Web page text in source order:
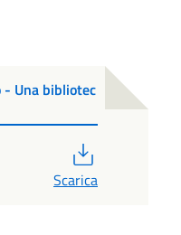
- Una bibliotec
Scarica